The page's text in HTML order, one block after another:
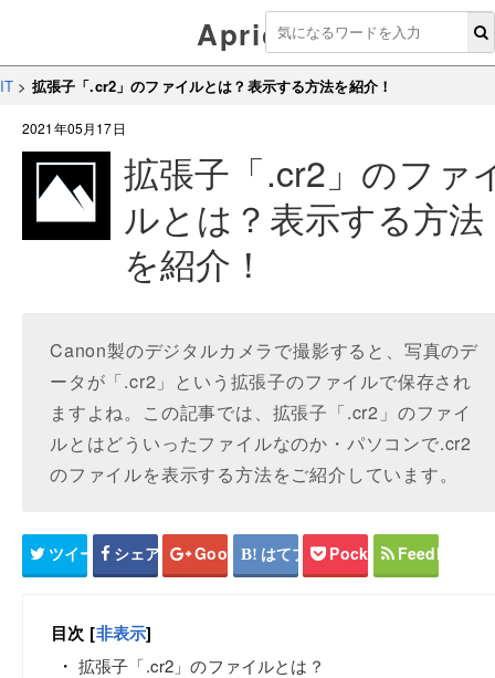
Aprico
IT > 拡張子「.cr2」のファイルとは？表示する方法を紹介！
2021年05月17日
拡張子「.cr2」のファ
ルとは？表示する方法
を紹介！
Canon製のデジタルカメラで撮影すると、写真のデ
ータが「.cr2」という拡張子のファイルで保存され
ますよね。この記事では、拡張子「.cr2」のファイ
ルとはどういったファイルなのか・パソコンで.cr2
のファイルを表示する方法をご紹介しています。
ツイート シェア Google+ はてブ Pocket Feedly
目次 [非表示]
拡張子「.cr2」のファイルとは？